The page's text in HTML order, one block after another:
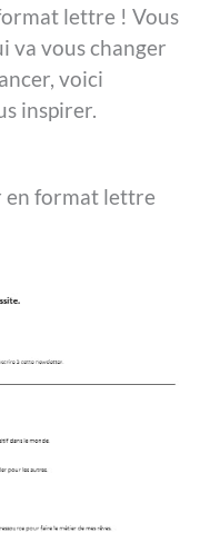
lettre ! Vous
va vous changer
voici
inspirer.
en format lettre